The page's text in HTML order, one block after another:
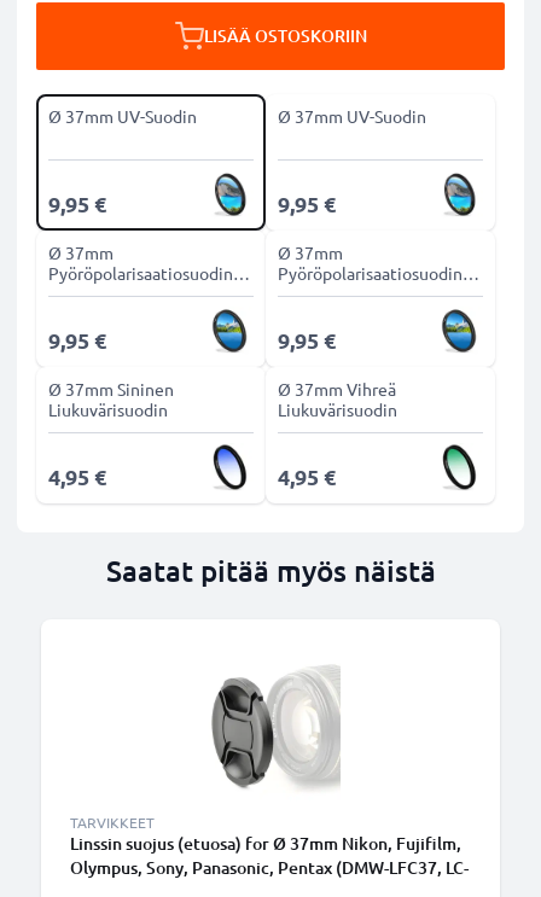
LISÄÄ OSTOSKORIIN
Ø 37mm UV-Suodin
9,95 €
Ø 37mm UV-Suodin
9,95 €
Ø 37mm
Pyöröpolarisaatiosuodin
CPL-suodin
9,95 €
Ø 37mm
Pyöröpolarisaatiosuodin
CPL-suodin
9,95 €
Ø 37mm Sininen
Liukuvärisuodin
4,95 €
Ø 37mm Vihreä
Liukuvärisuodin
4,95 €
Saatat pitää myös näistä
TARVIKKEET
Linssin suojus (etuosa) for Ø 37mm Nikon, Fujifilm,
Olympus, Sony, Panasonic, Pentax (DMW-LFC37, LC-